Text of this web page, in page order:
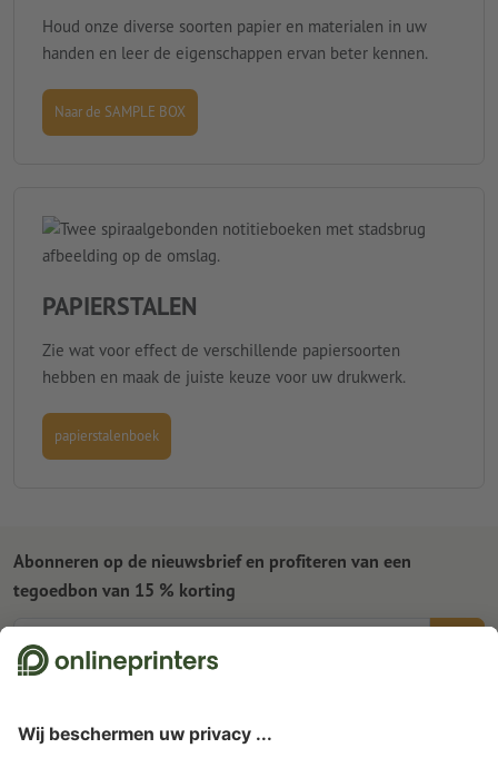
Houd onze diverse soorten papier en materialen in uw
handen en leer de eigenschappen ervan beter kennen.
Naar de SAMPLE BOX
PAPIERSTALEN
Zie wat voor effect de verschillende papiersoorten
hebben en maak de juiste keuze voor uw drukwerk.
papierstalenboek
Ondernemingen
Service
Abonneren op de nieuwsbrief en profiteren van een
tegoedbon van 15 % korting